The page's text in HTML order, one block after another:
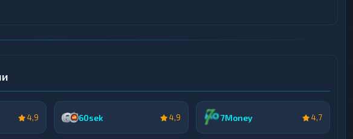
4,9 60sek 4,9 7Money 4,7